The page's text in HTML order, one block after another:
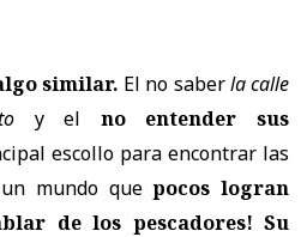
similar. El no saberla calle
y el no entender sus
escollo para encontrar las
un mundo quepocos logran
de los pescadores! Su